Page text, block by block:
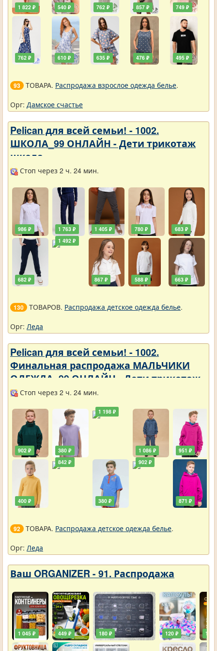
1 822 ₽
762 ₽
540 ₽
610 ₽
762 ₽
635 ₽
857 ₽
476 ₽
749 ₽
495 ₽
93 ТОВАРА. Распродажа взрослое одежда белье.
Орг: Дамское счастье
Pelican для всей семьи! - 1002.
ШКОЛА_99 ОНЛАЙН - Дети трикотаж
школа
Стоп через 2 ч. 24 мин.
986 ₽
682 ₽
1 763 ₽
1 492 ₽
1 405 ₽
867 ₽
780 ₽
588 ₽
683 ₽
663 ₽
130 ТОВАРОВ. Распродажа детское одежда белье.
Орг: Леда
Pelican для всей семьи! - 1002.
Финальная распродажа МАЛЬЧИКИ
ОДЕЖДА_99 ОНЛАЙН - Дети трикотаж -
Разное
Стоп через 2 ч. 24 мин.
902 ₽
400 ₽
380 ₽
842 ₽
1 198 ₽
380 ₽
1 086 ₽
902 ₽
951 ₽
871 ₽
92 ТОВАРА. Распродажа детское одежда белье.
Орг: Леда
Ваш ORGANIZER - 91. Распродажа
1 045 ₽ 449 ₽ 180 ₽ 120 ₽ 129